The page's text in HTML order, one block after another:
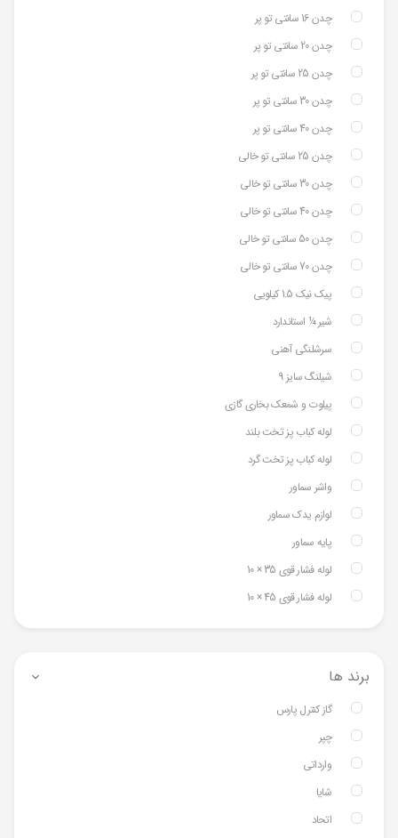
چدن 16 سانتی تو پر
چدن 20 سانتی تو پر
چدن 25 سانتی تو پر
چدن 30 سانتی تو پر
چدن 40 سانتی تو پر
چدن 25 سانتی تو خالی
چدن 30 سانتی تو خالی
چدن 40 سانتی تو خالی
چدن 50 سانتی تو خالی
چدن 70 سانتی تو خالی
پیک نیک 1.5 کیلویی
شیر ¼ استاندارد
سرشلنگی آهنی
شیلنگ سایز 9
پیلوت و شمعک بخاری گازی
لوله کباب پز تخت بلند
لوله کباب پز تخت گرد
واشر سماور
لوازم یدک سماور
پایه سماور
لوله فشار قوی 35 × 10
لوله فشار قوی 45 × 10
برند ها
گاز کنترل پارس
چپر
وارداتی
شایا
اتحاد